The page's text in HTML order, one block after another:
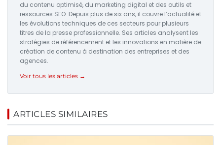
du contenu optimisé, du marketing digital et des outils et
ressources SEO. Depuis plus de six ans, il couvre l’actualité et
les évolutions techniques de ces secteurs pour plusieurs
titres de la presse professionnelle. Ses articles analysent les
stratégies de référencement et les innovations en matière de
création de contenu à destination des entreprises et des
agences.
Voir tous les articles →
ARTICLES SIMILAIRES